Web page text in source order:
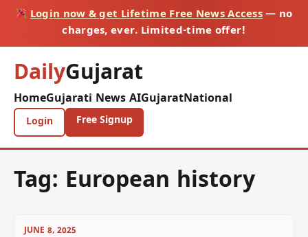
Login now & get Lifetime Free News Access — no
charges, ever. Limited-time offer!
DailyGujarat
HomeGujarati News AIGujaratNational
Login Free Signup
Tag: European history
JUNE 8, 2025